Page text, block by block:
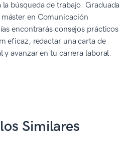
búsqueda de trabajo. Graduada
en Comunicación
encontrarás consejos prácticos
eficaz, redactar una carta de
y avanzar en tu carrera laboral.
Similares